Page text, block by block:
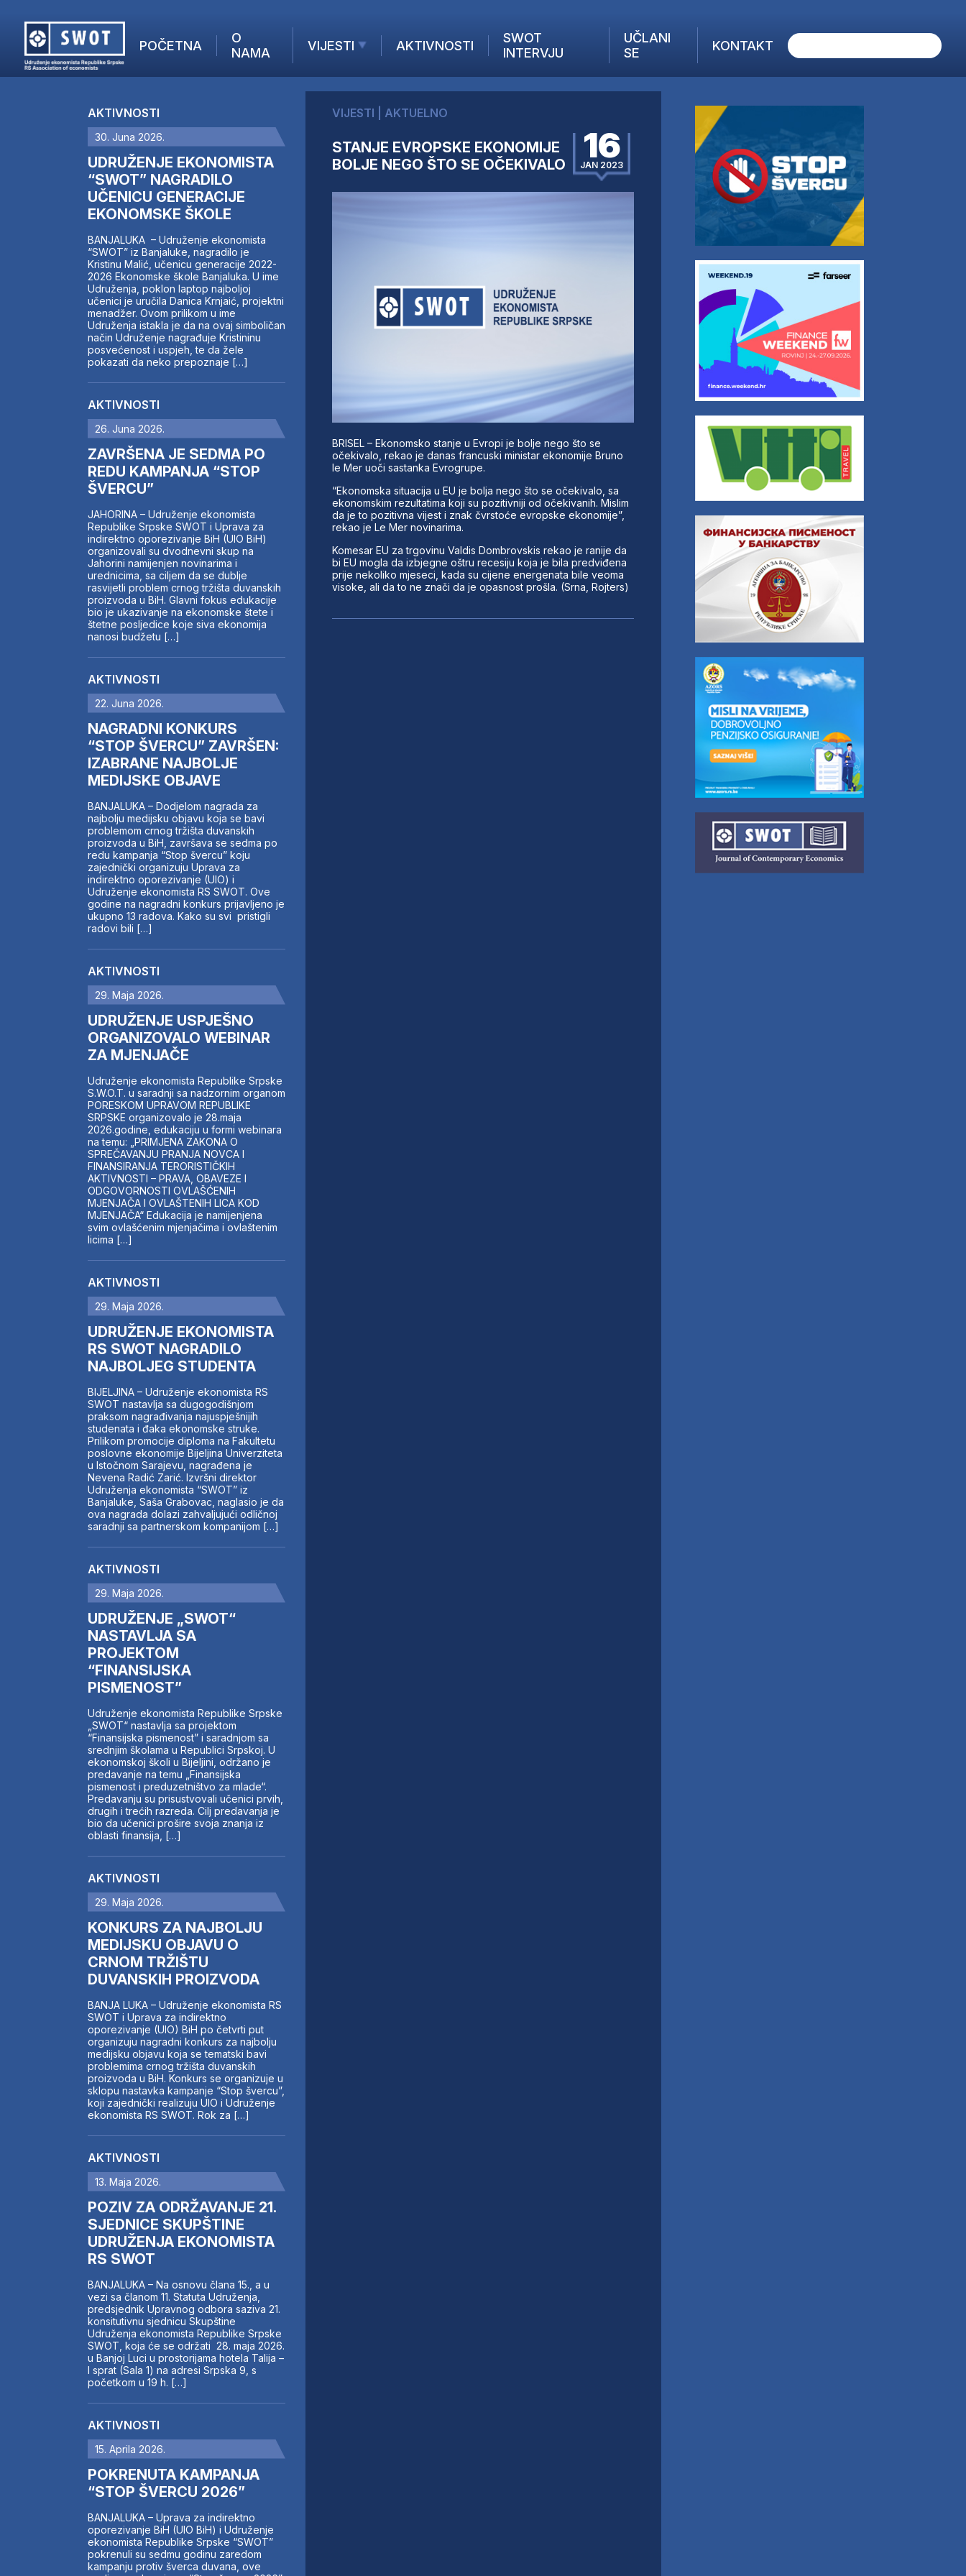
POČETNA
O
NAMA
VIJESTI
AKTUELNO
KOMPANIJE
FINANSIJE
IZ STRANIH MEDIJA
AKTIVNOSTI
SWOT
INTERVJU
UČLANI
SE
KONTAKT
AKTUELNO
ANALIZE
KOMPANIJE
FINANSIJE
IZ STRANIH MEDIJA
AKTIVNOSTI
SWOT INTERVJU
UČLANI SE
KONTAKT
AKTIVNOSTI
30. Juna 2026.
UDRUŽENJE EKONOMISTA
“SWOT” NAGRADILO
UČENICU GENERACIJE
EKONOMSKE ŠKOLE
BANJALUKA – Udruženje ekonomista
“SWOT” iz Banjaluke, nagradilo je
Kristinu Malić, učenicu generacije 2022-
2026 Ekonomske škole Banjaluka. U ime
Udruženja, poklon laptop najboljoj
učenici je uručila Danica Krnjaić, projektni
menadžer. Ovom prilikom u ime
Udruženja istakla je da na ovaj simboličan
način Udruženje nagrađuje Kristininu
posvećenost i uspjeh, te da žele
pokazati da neko prepoznaje […]
AKTIVNOSTI
26. Juna 2026.
ZAVRŠENA JE SEDMA PO
REDU KAMPANJA “STOP
ŠVERCU”
JAHORINA – Udruženje ekonomista
Republike Srpske SWOT i Uprava za
indirektno oporezivanje BiH (UIO BiH)
organizovali su dvodnevni skup na
Jahorini namijenjen novinarima i
urednicima, sa ciljem da se dublje
rasvijetli problem crnog tržišta duvanskih
proizvoda u BiH. Glavni fokus edukacije
bio je ukazivanje na ekonomske štete i
štetne posljedice koje siva ekonomija
nanosi budžetu […]
AKTIVNOSTI
22. Juna 2026.
NAGRADNI KONKURS
“STOP ŠVERCU” ZAVRŠEN:
IZABRANE NAJBOLJE
MEDIJSKE OBJAVE
BANJALUKA – Dodjelom nagrada za
najbolju medijsku objavu koja se bavi
problemom crnog tržišta duvanskih
proizvoda u BiH, završava se sedma po
redu kampanja “Stop švercu” koju
zajednički organizuju Uprava za
indirektno oporezivanje (UIO) i
Udruženje ekonomista RS SWOT. Ove
godine na nagradni konkurs prijavljeno je
ukupno 13 radova. Kako su svi pristigli
radovi bili […]
AKTIVNOSTI
29. Maja 2026.
UDRUŽENJE USPJEŠNO
ORGANIZOVALO WEBINAR
ZA MJENJAČE
Udruženje ekonomista Republike Srpske
S.W.O.T. u saradnji sa nadzornim organom
PORESKOM UPRAVOM REPUBLIKE
SRPSKE organizovalo je 28.maja
2026.godine, edukaciju u formi webinara
na temu: „PRIMJENA ZAKONA O
SPREČAVANJU PRANJA NOVCA I
FINANSIRANJA TERORISTIČKIH
AKTIVNOSTI – PRAVA, OBAVEZE I
ODGOVORNOSTI OVLAŠĆENIH
MJENJAČA I OVLAŠTENIH LICA KOD
MJENJAČA“ Edukacija je namijenjena
svim ovlašćenim mjenjačima i ovlaštenim
licima […]
AKTIVNOSTI
29. Maja 2026.
UDRUŽENJE EKONOMISTA
RS SWOT NAGRADILO
NAJBOLJEG STUDENTA
BIJELJINA – Udruženje ekonomista RS
SWOT nastavlja sa dugogodišnjom
praksom nagrađivanja najuspješnijih
studenata i đaka ekonomske struke.
Prilikom promocije diploma na Fakultetu
poslovne ekonomije Bijeljina Univerziteta
u Istočnom Sarajevu, nagrađena je
Nevena Radić Zarić. Izvršni direktor
Udruženja ekonomista “SWOT” iz
Banjaluke, Saša Grabovac, naglasio je da
ova nagrada dolazi zahvaljujući odličnoj
saradnji sa partnerskom kompanijom […]
AKTIVNOSTI
29. Maja 2026.
UDRUŽENJE „SWOT“
NASTAVLJA SA
PROJEKTOM
“FINANSIJSKA
PISMENOST”
Udruženje ekonomista Republike Srpske
„SWOT“ nastavlja sa projektom
“Finansijska pismenost” i saradnjom sa
srednjim školama u Republici Srpskoj. U
ekonomskoj školi u Bijeljini, održano je
predavanje na temu „Finansijska
pismenost i preduzetništvo za mlade“.
Predavanju su prisustvovali učenici prvih,
drugih i trećih razreda. Cilj predavanja je
bio da učenici prošire svoja znanja iz
oblasti finansija, […]
AKTIVNOSTI
29. Maja 2026.
KONKURS ZA NAJBOLJU
MEDIJSKU OBJAVU O
CRNOM TRŽIŠTU
DUVANSKIH PROIZVODA
BANJA LUKA – Udruženje ekonomista RS
SWOT i Uprava za indirektno
oporezivanje (UIO) BiH po četvrti put
organizuju nagradni konkurs za najbolju
medijsku objavu koja se tematski bavi
problemima crnog tržišta duvanskih
proizvoda u BiH. Konkurs se organizuje u
sklopu nastavka kampanje “Stop švercu”,
koji zajednički realizuju UIO i Udruženje
ekonomista RS SWOT. Rok za […]
AKTIVNOSTI
13. Maja 2026.
POZIV ZA ODRŽAVANJE 21.
SJEDNICE SKUPŠTINE
UDRUŽENJA EKONOMISTA
RS SWOT
BANJALUKA – Na osnovu člana 15., a u
vezi sa članom 11. Statuta Udruženja,
predsjednik Upravnog odbora saziva 21.
konsitutivnu sjednicu Skupštine
Udruženja ekonomista Republike Srpske
SWOT, koja će se održati 28. maja 2026.
u Banjoj Luci u prostorijama hotela Talija –
I sprat (Sala 1) na adresi Srpska 9, s
početkom u 19 h. […]
AKTIVNOSTI
15. Aprila 2026.
POKRENUTA KAMPANJA
“STOP ŠVERCU 2026”
BANJALUKA – Uprava za indirektno
oporezivanje BiH (UIO BiH) i Udruženje
ekonomista Republike Srpske “SWOT”
pokrenuli su sedmu godinu zaredom
kampanju protiv šverca duvana, ove
VIJESTI AKTUELNO
STANJE EVROPSKE EKONOMIJE
BOLJE NEGO ŠTO SE OČEKIVALO
16
JAN 2023
BRISEL – Ekonomsko stanje u Evropi je bolje nego što se
očekivalo, rekao je danas francuski ministar ekonomije Bruno
le Mer uoči sastanka Evrogrupe.
“Ekonomska situacija u EU je bolja nego što se očekivalo, sa
ekonomskim rezultatima koji su pozitivniji od očekivanih. Mislim
da je to pozitivna vijest i znak čvrstoće evropske ekonomije”,
rekao je Le Mer novinarima.
Komesar EU za trgovinu Valdis Dombrovskis rekao je ranije da
bi EU mogla da izbjegne oštru recesiju koja je bila predviđena
prije nekoliko mjeseci, kada su cijene energenata bile veoma
visoke, ali da to ne znači da je opasnost prošla. (Srna, Rojters)